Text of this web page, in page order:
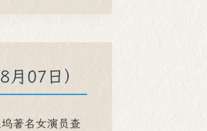
07日）
著名女演员查